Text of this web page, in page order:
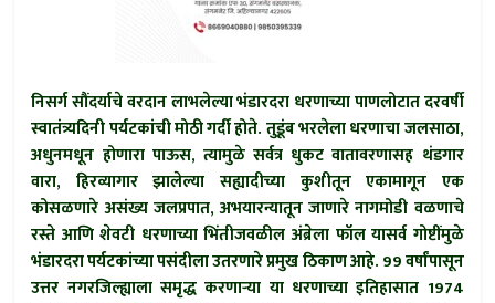
निसर्ग सौंदर्याचे वरदान लाभलेल्या भंडारदरा धरणाच्या पाणलोटात दरवर्षी
स्वातंत्र्यदिनी पर्यटकांची मोठी गर्दी होते. तुडूंब भरलेला धरणाचा जलसाठा,
अधुनमधून होणारा पाऊस, त्यामुळे सर्वत्र धुकट वातावरणासह थंडगार
वारा, हिरव्यागार झालेल्या सह्यादीच्या कुशीतून एकामागून एक
कोसळणारे असंख्य जलप्रपात, अभयारन्यातून जाणारे नागमोडी वळणाचे
रस्ते आणि शेवटी धरणाच्या भिंतीजवळील अंब्रेला फॉल यासर्व गोष्टींमुळे
भंडारदरा पर्यटकांच्या पसंदीला उतरणारे प्रमुख ठिकाण आहे. 99 वर्षांपासून
उत्तर नगरजिल्ह्याला समृद्ध करणार्‍या या धरणाच्या इतिहासात 1974